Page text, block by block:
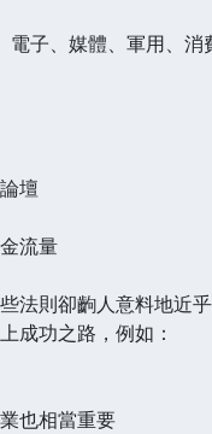
、媒體、軍用、消
壇
流量
則卻齣人意料地近
成功之路，例如：
也相當重要
裡關